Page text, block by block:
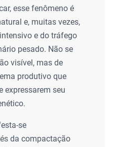
esse fenômeno é
e, muitas vezes,
e do tráfego
pesado. Não se
visível, mas de
produtivo que
expressarem seu
se
da compactação